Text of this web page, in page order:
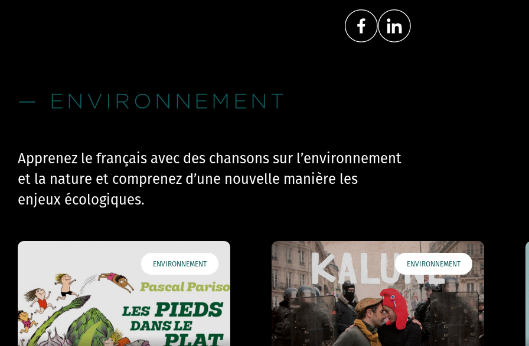
Share on FacebookNouvelle fenêtre
Share on LinkedInNouvelle fenêtre
— ENVIRONNEMENT
Apprenez le français avec des chansons sur l’environnement
et la nature et comprenez d’une nouvelle manière les
enjeux écologiques.
ENVIRONNEMENT ENVIRONNEMENT